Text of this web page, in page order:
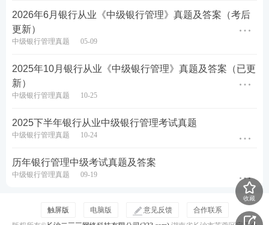
思路，以下为银行从业真题题库各科刷题入口：
个人理财 真题在线刷>> 中级 个人理财 真题在线刷>>
初级银行管理 真题在线刷>>
初级个人贷款 真题在线刷>> 中级个人贷款
初级 公司信贷 真题在线刷>> 中级公司信贷
2026上半年银行从业备考要刷题的历年真题，除了
点击上方各科刷题入口外，还可以可以通过以下方
2026年6月银行从业《中级银行管理》真题及答案（考后
更新）
中级银行管理真题 05-09
2025年10月银行从业《中级银行管理》真题及答案（已更
新）
中级银行管理真题 10-25
2025下半年银行从业中级银行管理考试真题
中级银行管理真题 10-24
历年银行管理中级考试真题及答案
中级银行管理真题 09-19
收藏
触屏版 电脑版 意见反馈
合作联系